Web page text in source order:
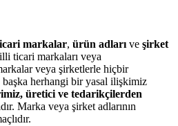
markalar, ürün adları ve şirket
ticari markaları veya
veya şirketlerle hiçbir
başka herhangi bir yasal ilişkimiz
üretici ve tedarikçilerden
Marka veya şirket adlarının